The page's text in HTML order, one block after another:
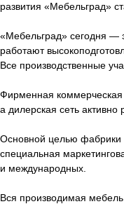
развития «Мебельград»
«Мебельград» сегодня —
работают
Все производственные
Фирменная коммерческая
а дилерская сеть активно
Основной целью фабрики
специальная
и международных.
Вся производимая